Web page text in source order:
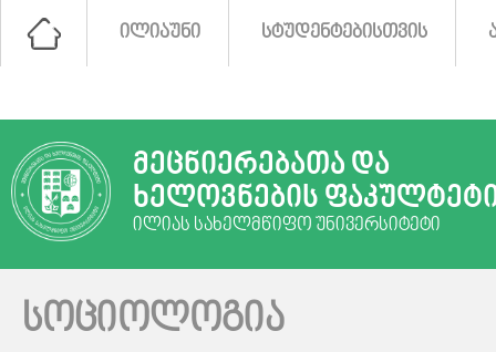
ᲘᲚᲘᲐᲣᲜᲘ ᲡᲢᲣᲓᲔᲜᲢᲔᲑᲘᲡᲗᲕᲘᲡ
ᲛᲔᲪᲜᲘᲔᲠᲔᲑᲐᲗᲐ ᲓᲐ
ᲮᲔᲚᲝᲕᲜᲔᲑᲘᲡ
ᲘᲚᲘᲐᲡ ᲡᲐᲮᲔᲚᲛᲬᲘᲤᲝ ᲣᲜᲘᲕᲔᲠᲡᲘᲢᲔᲢᲘ
ᲡᲝᲪᲘᲝᲚᲝᲒᲘᲐ